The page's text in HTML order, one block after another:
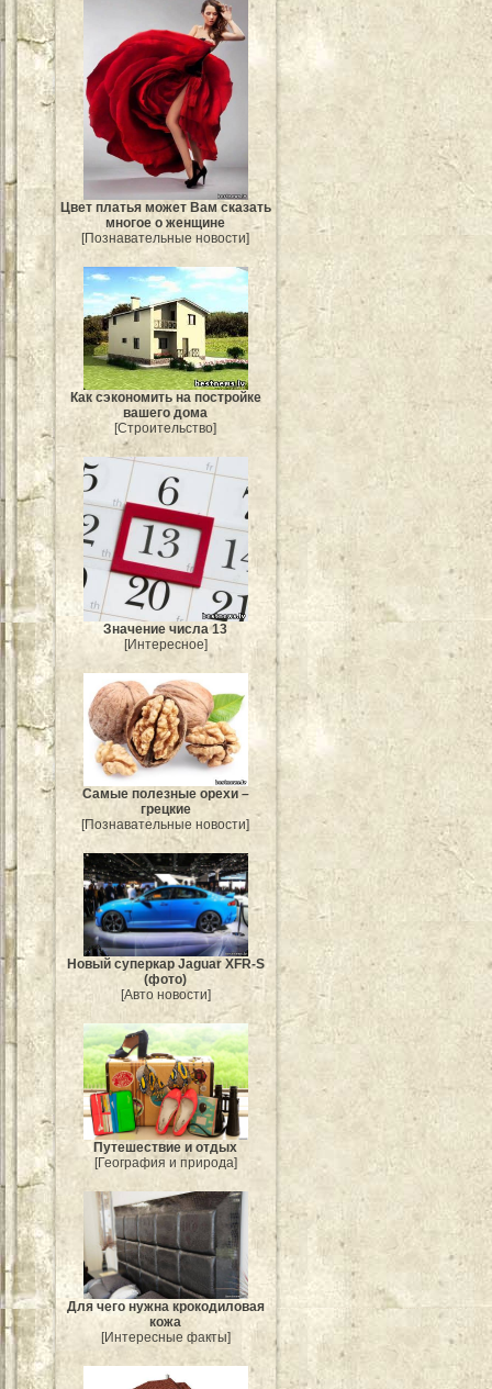
Цвет платья может Вам сказать
многое о женщине
[Познавательные новости]
Как сэкономить на постройке
вашего дома
[Строительство]
Значение числа 13
[Интересное]
Самые полезные орехи –
грецкие
[Познавательные новости]
Новый суперкар Jaguar XFR-S
(фото)
[Авто новости]
Путешествие и отдых
[География и природа]
Для чего нужна крокодиловая
кожа
[Интересные факты]